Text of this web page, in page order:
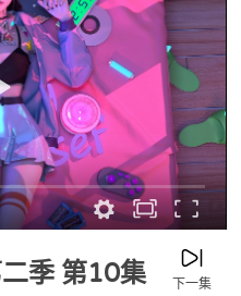
季第10集 下一集